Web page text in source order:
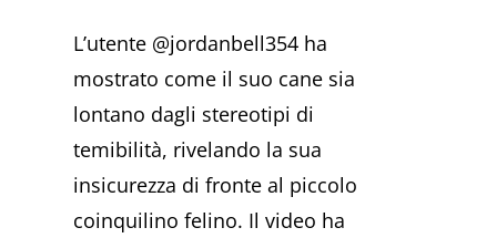
L’utente @jordanbell354 ha
mostrato come il suo cane sia
lontano dagli stereotipi di
temibilità, rivelando la sua
insicurezza di fronte al piccolo
coinquilino felino. Il video ha